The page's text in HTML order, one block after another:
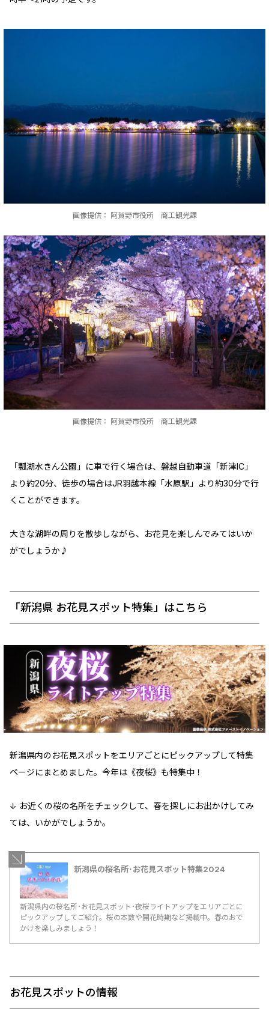
画像提供： 阿賀野市役所 商工観光課
画像提供： 阿賀野市役所 商工観光課
「瓢湖水きん公園」に車で行く場合は、磐越自動車道「新津IC」
より約20分、徒歩の場合はJR羽越本線「水原駅」より約30分で行
くことができます。
大きな湖畔の周りを散歩しながら、お花見を楽しんでみてはいか
がでしょうか♪
「新潟県 お花見スポット特集」はこちら
新潟県内のお花見スポットをエリアごとにピックアップして特集
ページにまとめました。今年は《夜桜》も特集中！
↓ お近くの桜の名所をチェックして、春を探しにお出かけしてみ
ては、いかがでしょうか。
新潟県の桜名所･お花見スポット特集2024
新潟県内の桜名所･お花見スポット･夜桜ライトアップをエリアごとに
ピックアップしてご紹介。桜の本数や開花時期など掲載中。春のおで
かけを楽しみましょう！
お花見スポットの情報